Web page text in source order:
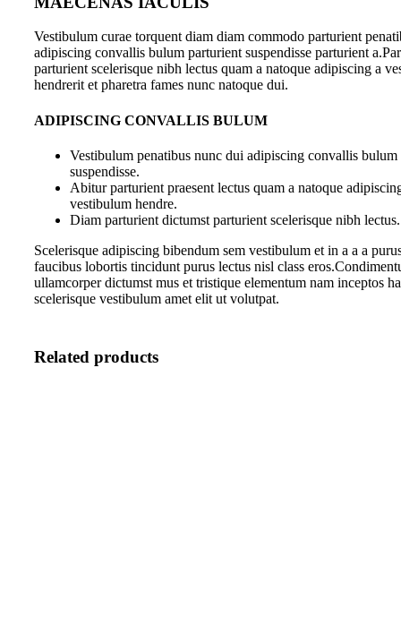
Vestibulum curae torquent diam diam commodo parturient
adipiscing convallis bulum parturient suspendisse parturient
parturient scelerisque nibh lectus quam a natoque adipiscing a
hendrerit et pharetra fames nunc natoque dui.
ADIPISCING CONVALLIS BULUM
Vestibulum penatibus nunc dui adipiscing convallis bulum
suspendisse.
Abitur parturient praesent lectus quam a natoque
vestibulum hendre.
Diam parturient dictumst parturient scelerisque nibh lectus.
Scelerisque adipiscing bibendum sem vestibulum et in a a a
faucibus lobortis tincidunt purus lectus nisl class
ullamcorper dictumst mus et tristique elementum nam inceptos
scelerisque vestibulum amet elit ut volutpat.
Related products